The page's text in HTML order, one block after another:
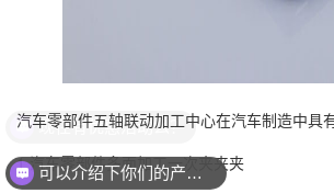
汽车零部件五轴联动加工中心在汽车制造中具
1.汽车零部件多面加工一次夹夹夹
现在有优惠活动么？